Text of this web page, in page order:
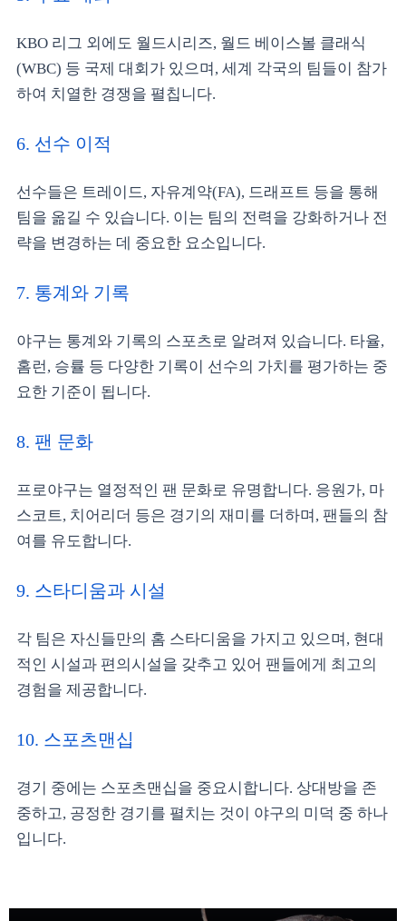
KBO 리그 외에도 월드시리즈, 월드 베이스볼 클래식
(WBC) 등 국제 대회가 있으며, 세계 각국의 팀들이 참가
하여 치열한 경쟁을 펼칩니다.
6. 선수 이적
선수들은 트레이드, 자유계약(FA), 드래프트 등을 통해
팀을 옮길 수 있습니다. 이는 팀의 전력을 강화하거나 전
략을 변경하는 데 중요한 요소입니다.
7. 통계와 기록
야구는 통계와 기록의 스포츠로 알려져 있습니다. 타율,
홈런, 승률 등 다양한 기록이 선수의 가치를 평가하는 중
요한 기준이 됩니다.
8. 팬 문화
프로야구는 열정적인 팬 문화로 유명합니다. 응원가, 마
스코트, 치어리더 등은 경기의 재미를 더하며, 팬들의 참
여를 유도합니다.
9. 스타디움과 시설
각 팀은 자신들만의 홈 스타디움을 가지고 있으며, 현대
적인 시설과 편의시설을 갖추고 있어 팬들에게 최고의
경험을 제공합니다.
10. 스포츠맨십
경기 중에는 스포츠맨십을 중요시합니다. 상대방을 존
중하고, 공정한 경기를 펼치는 것이 야구의 미덕 중 하나
입니다.